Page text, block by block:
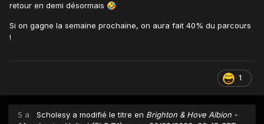
retour en demi désormais 🤣
Si on gagne la semaine prochaine, on aura fait 40% du parcours
!
1
5 a Scholesy a modifié le titre en Brighton & Hove Albion -